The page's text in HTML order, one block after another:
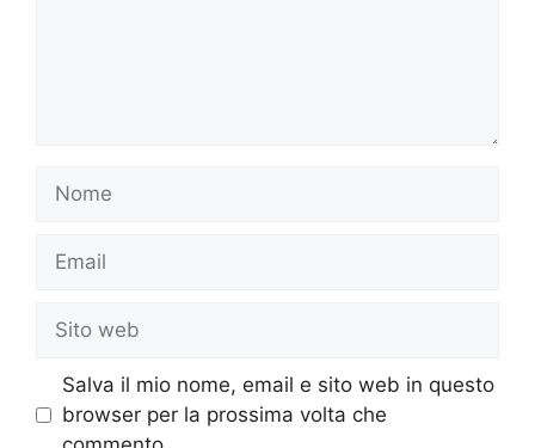
Nome
Email
Sito
web
Salva il mio nome, email e sito web in questo
browser per la prossima volta che